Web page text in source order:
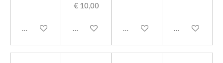
In winkelwagen
€ 10,00
In winkelwagen In winkelwagen In